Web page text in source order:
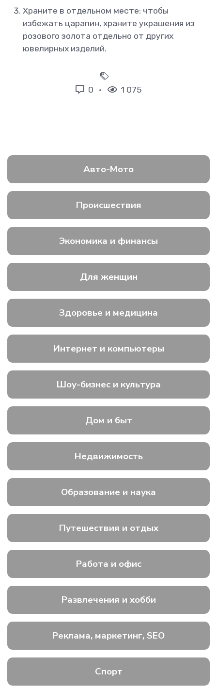
Храните в отдельном месте: чтобы
избежать царапин, храните украшения из
розового золота отдельно от других
ювелирных изделий.
0 1 075
Авто-Мото
Происшествия
Экономика и финансы
Для женщин
Здоровье и медицина
Интернет и компьютеры
Шоу-бизнес и культура
Дом и быт
Недвижимость
Образование и наука
Путешествия и отдых
Работа и офис
Развлечения и хобби
Реклама, маркетинг, SEO
Спорт